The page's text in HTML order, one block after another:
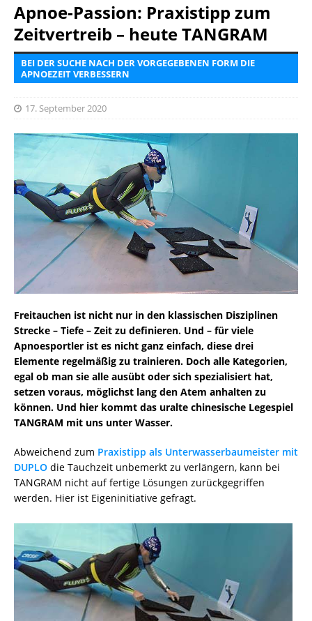
Apnoe-Passion: Praxistipp zum
Zeitvertreib – heute TANGRAM
BEI DER SUCHE NACH DER VORGEGEBENEN FORM DIE
APNOEZEIT VERBESSERN
17. September 2020
Freitauchen ist nicht nur in den klassischen Disziplinen
Strecke – Tiefe – Zeit zu definieren. Und – für viele
Apnoesportler ist es nicht ganz einfach, diese drei
Elemente regelmäßig zu trainieren. Doch alle Kategorien,
egal ob man sie alle ausübt oder sich spezialisiert hat,
setzen voraus, möglichst lang den Atem anhalten zu
können. Und hier kommt das uralte chinesische Legespiel
TANGRAM mit uns unter Wasser.
Abweichend zum Praxistipp als Unterwasserbaumeister mit
DUPLO die Tauchzeit unbemerkt zu verlängern, kann bei
TANGRAM nicht auf fertige Lösungen zurückgegriffen
werden. Hier ist Eigeninitiative gefragt.